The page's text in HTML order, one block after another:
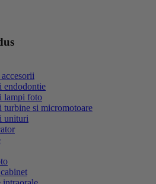
endodontie
lampi foto
turbine si micromotoare
unituri